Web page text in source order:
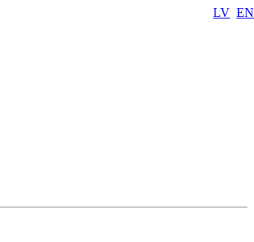
LV EN